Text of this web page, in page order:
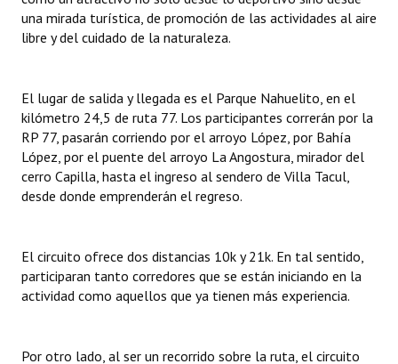
Antiguos Pobladores
Registros y Distinciones
Datos Históricos
Premio al Mérito - Registro
Audiencias Públicas - Registro
Periodistas Decanos - Registro
Banca del Vecino - Registro
una mirada turística, de promoción de las actividades al aire
libre y del cuidado de la naturaleza.
El lugar de salida y llegada es el Parque Nahuelito, en el
kilómetro 24,5 de ruta 77. Los participantes correrán por la
RP 77, pasarán corriendo por el arroyo López, por Bahía
López, por el puente del arroyo La Angostura, mirador del
cerro Capilla, hasta el ingreso al sendero de Villa Tacul,
desde donde emprenderán el regreso.
El circuito ofrece dos distancias 10k y 21k. En tal sentido,
participaran tanto corredores que se están iniciando en la
actividad como aquellos que ya tienen más experiencia.
Por otro lado, al ser un recorrido sobre la ruta, el circuito